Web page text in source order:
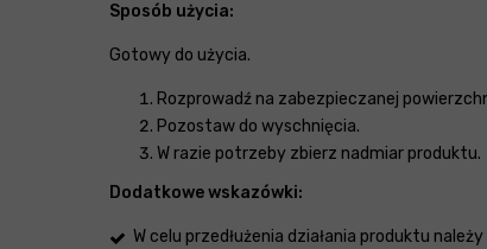
Sposób użycia:
Gotowy do użycia.
Rozprowadź na zabezpieczanej
Pozostaw do wyschnięcia.
W razie potrzeby zbierz nadmiar produktu.
Dodatkowe wskazówki:
W celu przedłużenia działania produktu